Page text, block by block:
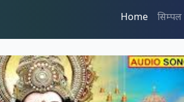
Home सिम्पल